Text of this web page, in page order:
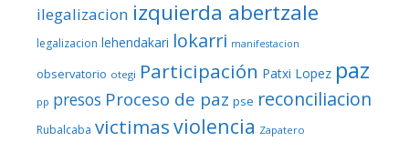
ilegalizacion izquierda abertzale
legalizacion lehendakari lokarri manifestacion
observatorio otegi Participación Patxi Lopez paz
pp presos Proceso de paz pse reconciliacion
Rubalcaba victimasviolencia Zapatero